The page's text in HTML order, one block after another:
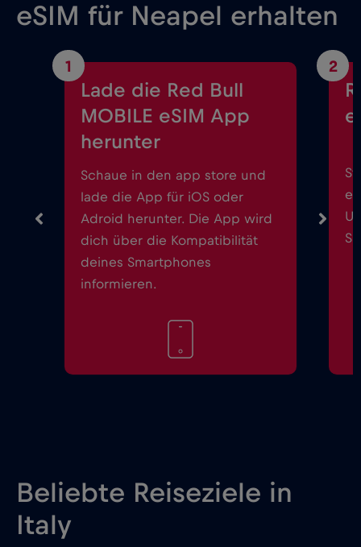
eSIM für Neapel erhalten
1
Lade die Red Bull
MOBILE eSIM App
herunter
Schaue in den app store und
lade die App für iOS oder
Adroid herunter. Die App wird
dich über die Kompatibilität
deines Smartphones
informieren.
2
Beliebte Reiseziele in
Italy